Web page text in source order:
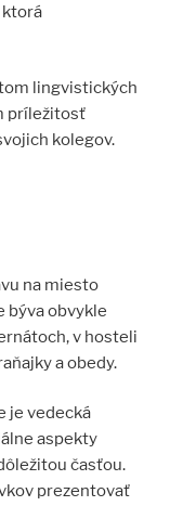
ktorá
lingvistických
príležitosť
kolegov.
na miesto
býva obvykle
v hosteli
a obedy.
je vedecká
aspekty
časťou.
prezentovať